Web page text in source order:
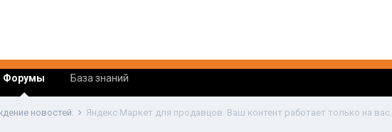
Форумы База знаний
новостей. Яндекс Маркет для продавцов. Ваш контент работает только на вас.